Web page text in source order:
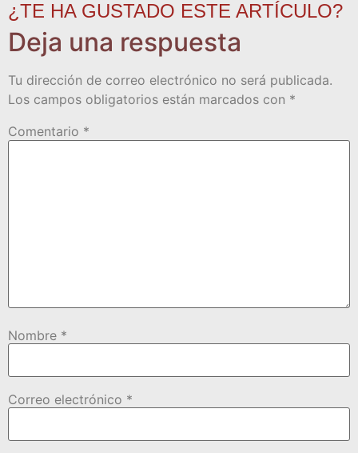
¿TE HA GUSTADO ESTE ARTÍCULO?
Deja una respuesta
Tu dirección de correo electrónico no será publicada.
Los campos obligatorios están marcados con *
Comentario *
Nombre *
Correo electrónico *